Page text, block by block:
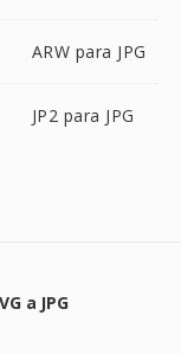
ARW para JPG
JP2 para JPG
a JPG